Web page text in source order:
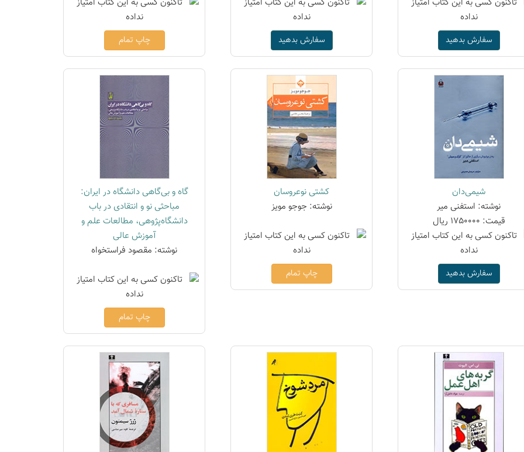
سفارش بدهید سفارش بدهید چاپ تمام
شیمی‌دان
نوشته: استفنی میر
قیمت: 1750000 ریال
سفارش بدهید
کشتی نوعروسان
نوشته: جوجو مویز
چاپ تمام
گاه و بی‌گاهی دانشگاه در ایران:
مباحثی نو و انتقادی در باب
دانشگاه‌پژوهی، مطالعات علم و
آموزش عالی
نوشته: مقصود فراستخواه
چاپ تمام